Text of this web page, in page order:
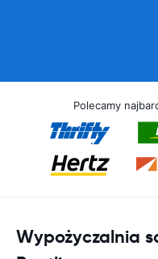
Polecamy
Wypożyczalnia